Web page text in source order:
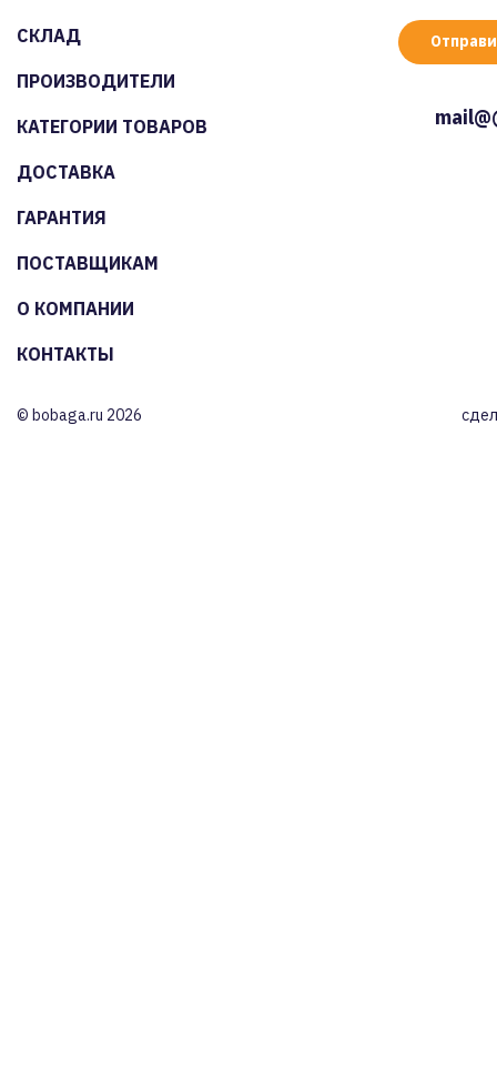
СКЛАД
ПРОИЗВОДИТЕЛИ
КАТЕГОРИИ ТОВАРОВ
ДОСТАВКА
ГАРАНТИЯ
ПОСТАВЩИКАМ
О КОМПАНИИ
КОНТАКТЫ
© bobaga.ru 2026